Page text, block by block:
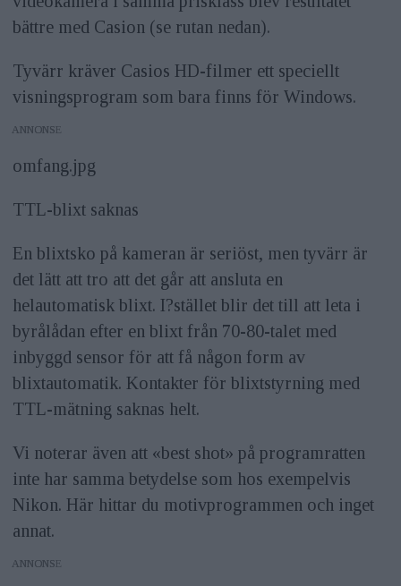
bättre med Casion (se rutan nedan).
Tyvärr kräver Casios HD-filmer ett speciellt
visningsprogram som bara finns för Win­dows.
ANNONS
omfang.jpg
TTL-blixt saknas
En blixtsko på kameran är seriöst, men tyvärr är
det lätt att tro att det går att ansluta en
helautomatisk blixt. I?stället blir det till att leta i
byrålådan efter en blixt från 70-80-talet med
inbyggd sensor för att få någon form av
blixtautomatik. Kontakter för blixtstyrning med
TTL-mätning saknas helt.
Vi noterar även att «best shot» på programratten
inte har samma betydelse som hos exempelvis
Nikon. Här hittar du motivprogrammen och inget
annat.
ANNONS